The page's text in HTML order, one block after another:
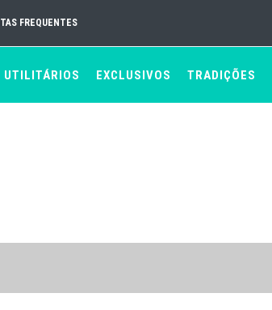
FREQUENTES
UTILITÁRIOS EXCLUSIVOS TRADIÇÕES